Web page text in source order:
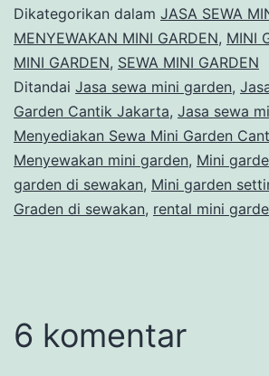
Dikategorikan dalam JASA SEWA
MENYEWAKAN MINI GARDEN, MINI
MINI GARDEN, SEWA MINI GARDEN
Ditandai Jasa sewa mini garden,
Garden Cantik Jakarta, Jasa sewa
Menyediakan Sewa Mini Garden
Menyewakan mini garden, Mini
garden di sewakan, Mini garden
Graden di sewakan, rental mini
6 komentar